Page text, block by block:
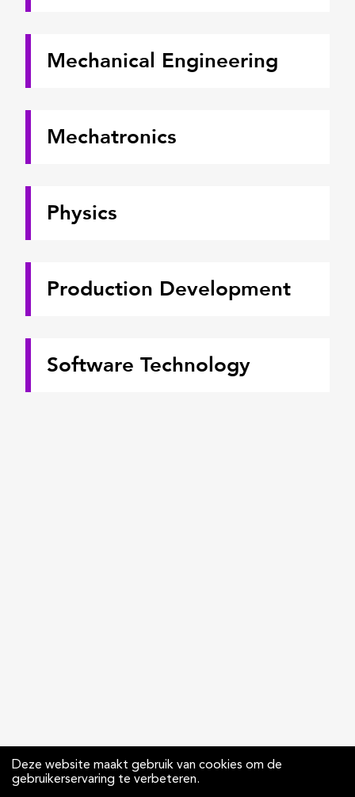
Mechanical Engineering
Mechatronics
Physics
Production Development
Software Technology
Deze website maakt gebruik van cookies om de
gebruikerservaring te verbeteren.